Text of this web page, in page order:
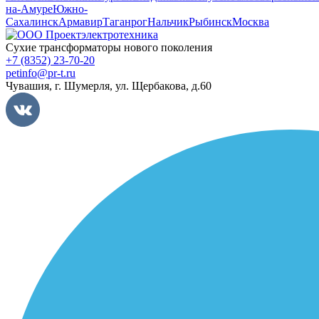
на-АмуреЮжно-
СахалинскАрмавирТаганрогНальчикРыбинскМосква
Сухие трансформаторы нового поколения
+7 (8352) 23-70-20
petinfo@pr-t.ru
Чувашия, г. Шумерля, ул. Щербакова, д.60